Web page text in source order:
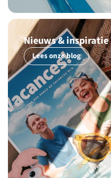
Nieuws & inspiratie
Lees onze blog